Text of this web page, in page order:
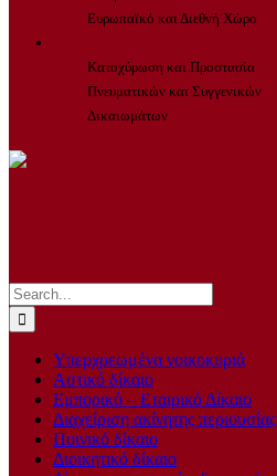
Ευρωπαϊκό και Διεθνή Χώρο
Κατοχύρωση και Προστασία
Πνευματικών και Συγγενικών
Δικαιωμάτων
Search
for:
Υπερχρεωμένα νοικοκυριά
Αστικό δίκαιο
Εμπορικό – Εταιρικό Δίκαιο
Διαχείριση ακίνητης περιουσίας
Ποινικό δίκαιο
Διοικητικό δίκαιο